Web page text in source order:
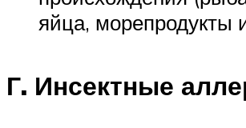
яйца, морепродукты
Г. Инсектные